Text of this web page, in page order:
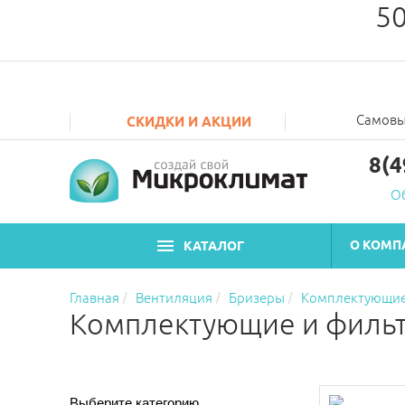
СКИДКИ И АКЦИИ
КАТАЛОГ О
Главная Вентиляция Бризеры
Комплектующие и